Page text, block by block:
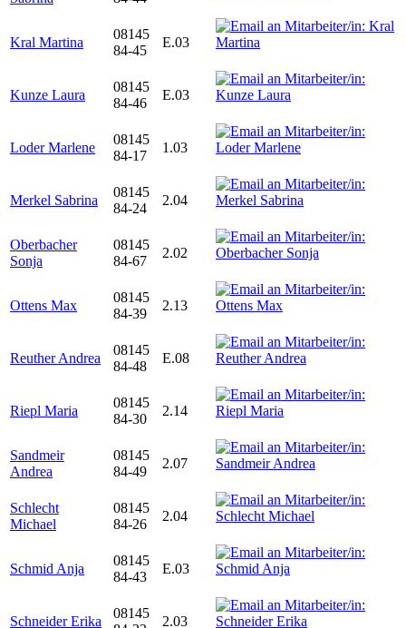
Kral Martina
08145
84-45
E.03
Kunze Laura
08145
84-46
E.03
Loder Marlene
08145
84-17
1.03
Merkel Sabrina
08145
84-24
2.04
Oberbacher
Sonja
08145
84-67
2.02
Ottens Max
08145
84-39
2.13
Reuther Andrea
08145
84-48
E.08
Riepl Maria
08145
84-30
2.14
Sandmeir
Andrea
08145
84-49
2.07
Schlecht
Michael
08145
84-26
2.04
Schmid Anja
08145
84-43
E.03
Schneider Erika
08145
2.03